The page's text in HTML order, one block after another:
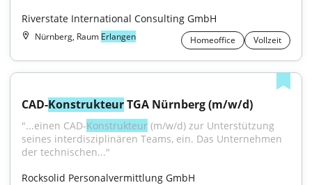
Riverstate International Consulting GmbH
Nürnberg, Raum Erlangen Homeoffice Vollzeit
CAD-Konstrukteur TGA Nürnberg (m/w/d)
"...einen CAD-Konstrukteur (m/w/d) zur Unterstützung
seines interdisziplinären Teams, ein. Das Unternehmen
der technischen..."
Rocksolid Personalvermittlung GmbH